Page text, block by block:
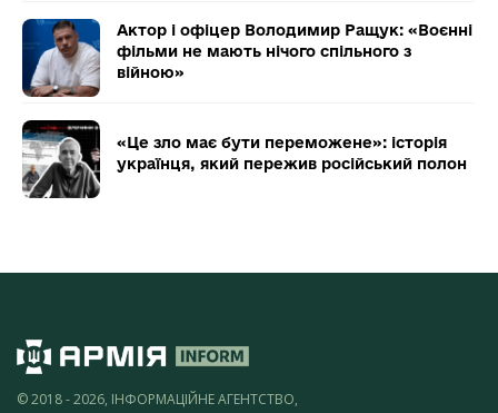
Актор і офіцер Володимир Ращук: «Воєнні
фільми не мають нічого спільного з
війною»
«Це зло має бути переможене»: історія
українця, який пережив російський полон
© 2018 - 2026, ІНФОРМАЦІЙНЕ АГЕНТСТВО,